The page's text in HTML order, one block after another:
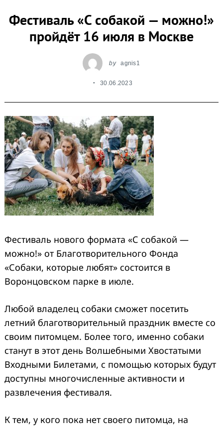
Фестиваль «С собакой — можно!»
пройдёт 16 июля в Москве
by agnis1
30.06.2023
Фестиваль нового формата «С собакой —
можно!» от Благотворительного Фонда
«Собаки, которые любят» состоится в
Воронцовском парке в июле.
Любой владелец собаки сможет посетить
летний благотворительный праздник вместе со
своим питомцем. Более того, именно собаки
станут в этот день Волшебными Хвостатыми
Входными Билетами, с помощью которых будут
доступны многочисленные активности и
развлечения фестиваля.
К тем, у кого пока нет своего питомца, на